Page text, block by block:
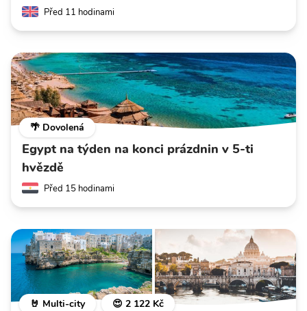
Před 11 hodinami
🌴 Dovolená
Egypt na týden na konci prázdnin v 5-ti
hvězdě
Před 15 hodinami
🤘 Multi-city 😍 2 122 Kč